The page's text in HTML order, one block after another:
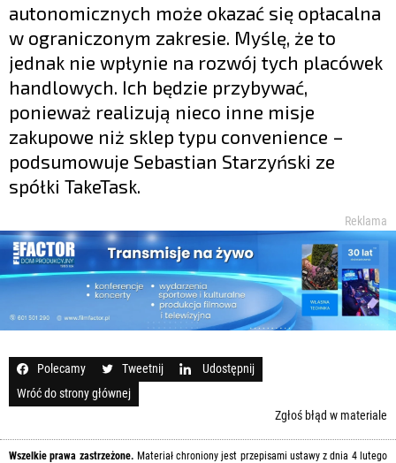
autonomicznych może okazać się opłacalna
w ograniczonym zakresie. Myślę, że to
jednak nie wpłynie na rozwój tych placówek
handlowych. Ich będzie przybywać,
ponieważ realizują nieco inne misje
zakupowe niż sklep typu convenience –
podsumowuje Sebastian Starzyński ze
spółki TakeTask.
Reklama
Polecamy Tweetnij
Udostępnij
Wróć do strony głównej
Zgłoś błąd w materiale
Wszelkie prawa zastrzeżone. Materiał chroniony jest przepisami ustawy z dnia 4 lutego